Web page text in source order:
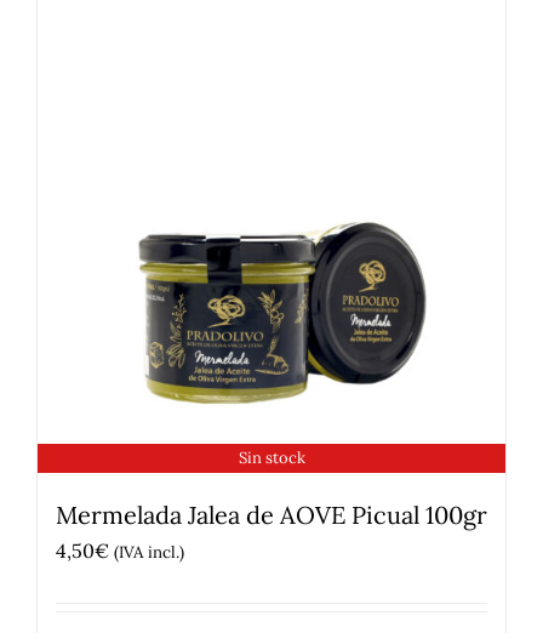
Sin stock
Mermelada Jalea de AOVE Picual 100gr
4,50€ (IVA incl.)